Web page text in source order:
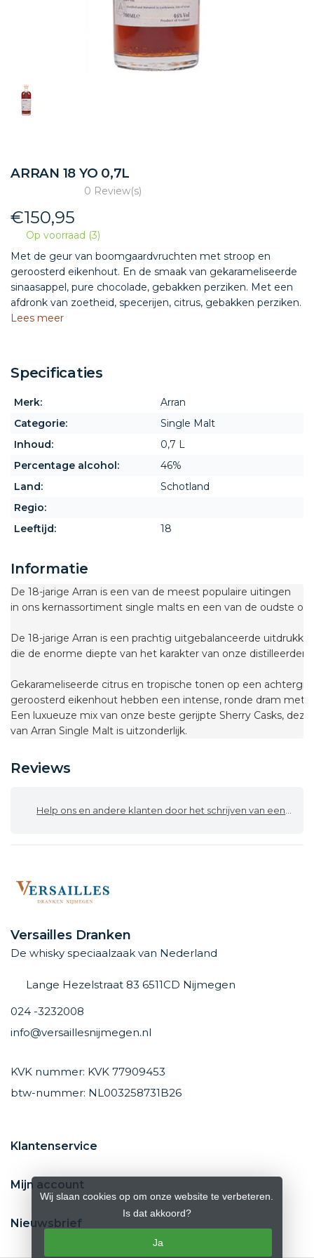
ARRAN 18 YO 0,7L
0 Review(s)
€150,95
Op voorraad (3)
Met de geur van boomgaardvruchten met stroop en
geroosterd eikenhout. En de smaak van gekarameliseerde
sinaasappel, pure chocolade, gebakken perziken. Met een
afdronk van zoetheid, specerijen, citrus, gebakken perziken.
Lees meer
Specificaties
Merk:
Arran
Categorie:
Single Malt
Inhoud:
0,7 L
Percentage alcohol:
46%
Land:
Schotland
Regio:
Leeftijd:
18
Informatie
De 18-jarige Arran is een van de meest populaire uitingen
in ons kernassortiment single malts en een van de oudste op
De 18-jarige Arran is een prachtig uitgebalanceerde
die de enorme diepte van het karakter van onze distilleerderij
Gekarameliseerde citrus en tropische tonen op een
geroosterd eikenhout hebben een intense, ronde dram met
Een luxueuze mix van onze beste gerijpte Sherry Casks,
van Arran Single Malt is uitzonderlijk.
Reviews
Help ons en andere klanten door het schrijven van een review
Versailles Dranken
De whisky speciaalzaak van Nederland
Lange Hezelstraat 83 6511CD Nijmegen
024 -3232008
info@versaillesnijmegen.nl
KVK nummer: KVK 77909453
btw-nummer: NL003258731B26
Klantenservice
Mijn account
Nieuwsbrief
Wij slaan cookies op om onze website te verbeteren.
Is dat akkoord?
Ja